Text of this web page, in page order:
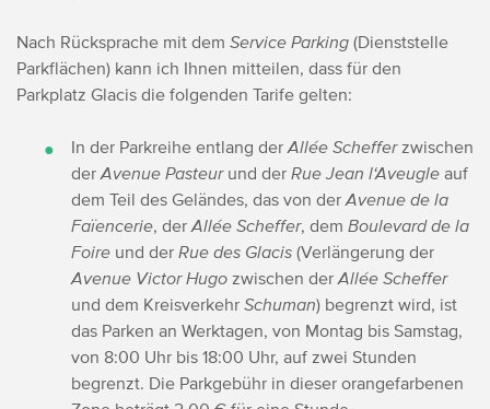
Nach Rücksprache mit dem Service Parking (Dienststelle
Parkflächen) kann ich Ihnen mitteilen, dass für den
Parkplatz Glacis die folgenden Tarife gelten:
In der Parkreihe entlang der Allée Schefferzwischen
der Avenue Pasteurund der Rue Jean l‘Aveugle auf
dem Teil des Geländes, das von der Avenue de la
Faïencerie, der Allée Scheffer, dem Boulevard de la
Foire und der Rue des Glacis (Verlängerung der
Avenue Victor Hugo zwischen der Allée Scheffer
und dem Kreisverkehr Schuman) begrenzt wird, ist
das Parken an Werktagen, von Montag bis Samstag,
von 8:00 Uhr bis 18:00 Uhr, auf zwei Stunden
begrenzt. Die Parkgebühr in dieser orangefarbenen